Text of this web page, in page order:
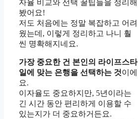
자율 비교와 선택 꿀팁들을 정리해
봤어요!
저도 처음에는 정말 복잡하고 어려
웠는데, 이렇게 정리하고 나니 훨
씬 명확해지네요.
가장 중요한 건 본인의 라이프스타
일에 맞는 은행을 선택하는 것이에
요.
이자율도 중요하지만, 5년이라는
긴 시간 동안 편리하게 이용할 수
있는지가 더 중요하거든요.